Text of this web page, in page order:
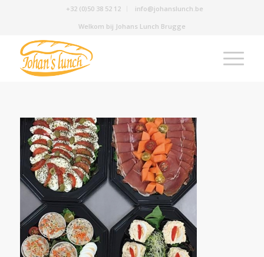
+32 (0)50 38 52 12
info@johanslunch.be
Welkom bij Johans Lunch Brugge